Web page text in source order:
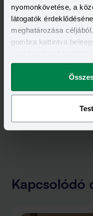
nyomonkövetése, a
látogatók
meghatározása
gombra kattintva
megváltoztathatod.
TÜRELMI IDŐS LAKÁSHITEL
MINŐSÍTETT
Kapcsolódó